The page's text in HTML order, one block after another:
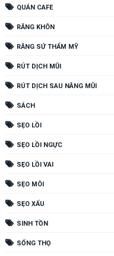
QUÁN CAFE
RĂNG KHÔN
RĂNG SỨ THẨM MỸ
RÚT DỊCH MŨI
RÚT DỊCH SAU NÂNG MŨI
SÁCH
SẸO LỒI
SẸO LỒI NGỰC
SẸO LỒI VAI
SẸO MÔI
SẸO XẤU
SINH TỒN
SỐNG THỌ